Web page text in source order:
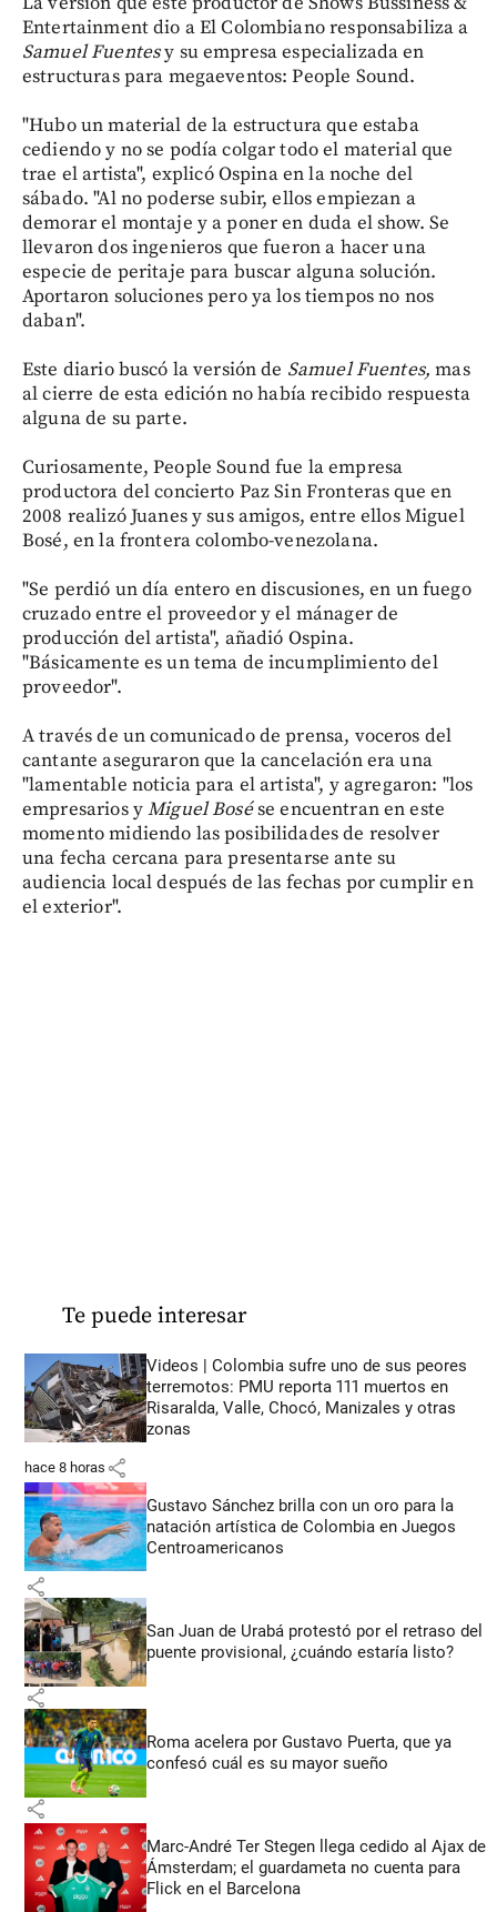
Entertainment dio a El Colombiano responsabiliza a
Samuel Fuentesy su empresa especializada en
estructuras para megaeventos: People Sound.
"Hubo un material de la estructura que estaba
cediendo y no se podía colgar todo el material que
trae el artista", explicó Ospina en la noche del
sábado. "Al no poderse subir, ellos empiezan a
demorar el montaje y a poner en duda el show. Se
llevaron dos ingenieros que fueron a hacer una
especie de peritaje para buscar alguna solución.
Aportaron soluciones pero ya los tiempos no nos
daban".
Este diario buscó la versión de Samuel Fuentes, mas
al cierre de esta edición no había recibido respuesta
alguna de su parte.
Curiosamente, People Sound fue la empresa
productora del concierto Paz Sin Fronteras que en
2008 realizó Juanes y sus amigos, entre ellos Miguel
Bosé, en la frontera colombo-venezolana.
"Se perdió un día entero en discusiones, en un fuego
cruzado entre el proveedor y el mánager de
producción del artista", añadió Ospina.
"Básicamente es un tema de incumplimiento del
proveedor".
A través de un comunicado de prensa, voceros del
cantante aseguraron que la cancelación era una
"lamentable noticia para el artista", y agregaron: "los
empresarios yMiguel Bosése encuentran en este
momento midiendo las posibilidades de resolver
una fecha cercana para presentarse ante su
audiencia local después de las fechas por cumplir en
el exterior".
Te puede interesar
Videos | Colombia sufre uno de sus peores
terremotos: PMU reporta 111 muertos en
Risaralda, Valle, Chocó, Manizales y otras
zonas
hace 8 horas share
Gustavo Sánchez brilla con un oro para la
natación artística de Colombia en Juegos
Centroamericanos
share
San Juan de Urabá protestó por el retraso del
puente provisional, ¿cuándo estaría listo?
share
Roma acelera por Gustavo Puerta, que ya
confesó cuál es su mayor sueño
share
Marc-André Ter Stegen llega cedido al Ajax de
Ámsterdam; el guardameta no cuenta para
Flick en el Barcelona